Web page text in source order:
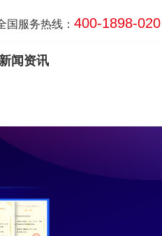
国服务热线： 400-1898-
闻资讯